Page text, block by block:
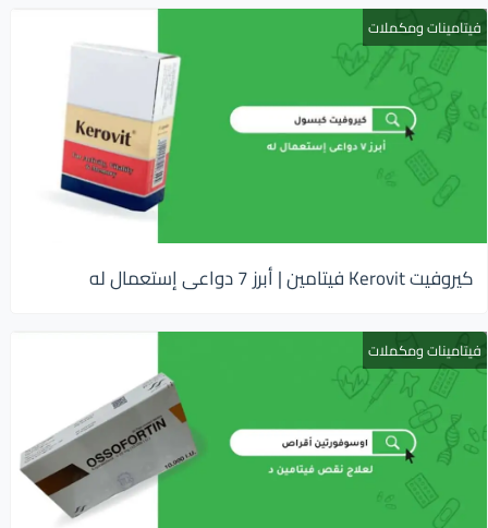
فيتامينات ومكملات
كيروفيت Kerovit فيتامين | أبرز 7 دواعى إستعمال له
فيتامينات ومكملات